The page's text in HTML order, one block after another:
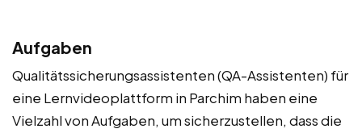
Aufgaben
Qualitätssicherungsassistenten (QA-Assistenten) für
eine Lernvideoplattform in Parchim haben eine
Vielzahl von Aufgaben, um sicherzustellen, dass die